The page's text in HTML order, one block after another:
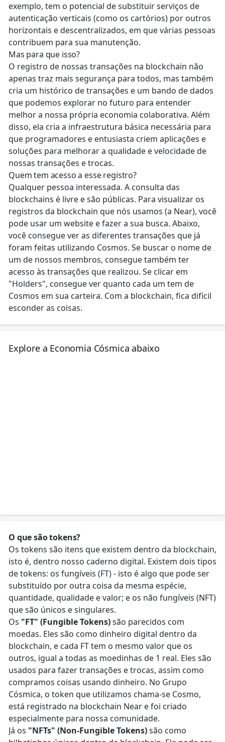
exemplo, tem o potencial de substituir serviços de
autenticação verticais (como os cartórios) por outros
horizontais e descentralizados, em que várias pessoas
contribuem para sua manutenção.
Mas para que isso?
O registro de nossas transações na blockchain não
apenas traz mais segurança para todos, mas também
cria um histórico de transações e um bando de dados
que podemos explorar no futuro para entender
melhor a nossa própria economia colaborativa. Além
disso, ela cria a infraestrutura básica necessária para
que programadores e entusiasta criem aplicações e
soluções para melhorar a qualidade e velocidade de
nossas transações e trocas.
Quem tem acesso a esse registro?
Qualquer pessoa interessada. A consulta das
blockchains é livre e são públicas. Para visualizar os
registros da blockchain que nós usamos (a Near), você
pode usar um website e fazer a sua busca. Abaixo,
você consegue ver as diferentes transações que já
foram feitas utilizando Cosmos. Se buscar o nome de
um de nossos membros, consegue também ter
acesso às transações que realizou. Se clicar em
"Holders", consegue ver quanto cada um tem de
Cosmos em sua carteira. Com a blockchain, fica difícil
esconder as coisas.
Explore a Economia Cósmica abaixo
O que são tokens?
Os tokens são itens que existem dentro da blockchain,
isto é, dentro nosso caderno digital. Existem dois tipos
de tokens: os fungíveis (FT) - isto é algo que pode ser
substituído por outra coisa da mesma espécie,
quantidade, qualidade e valor; e os não fungíveis (NFT)
que são únicos e singulares.
Os "FT" (Fungible Tokens)são parecidos com
moedas. Eles são como dinheiro digital dentro da
blockchain, e cada FT tem o mesmo valor que os
outros, igual a todas as moedinhas de 1 real. Eles são
usados para fazer transações e trocas, assim como
compramos coisas usando dinheiro. No Grupo
Cósmica, o token que utilizamos chama-se Cosmo,
está registrado na blockchain Near e foi criado
especialmente para nossa comunidade.
​Já os "NFTs" (Non-Fungible Tokens)são como